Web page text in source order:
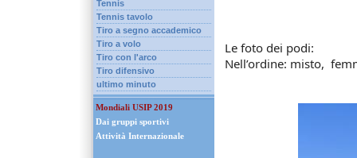
Tennis
Tennis tavolo
Tiro a segno accademico
Tiro a volo
Tiro con l'arco
Tiro difensivo
ultimo minuto
Mondiali USIP 2019
Dai gruppi sportivi
Attività Internazionale
Le foto dei podi:
Nell’ordine: misto,